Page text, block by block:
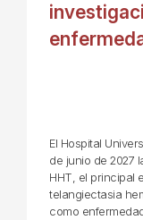
El Hospital
de junio de 2027
HHT, el principal
telangiectasia
como